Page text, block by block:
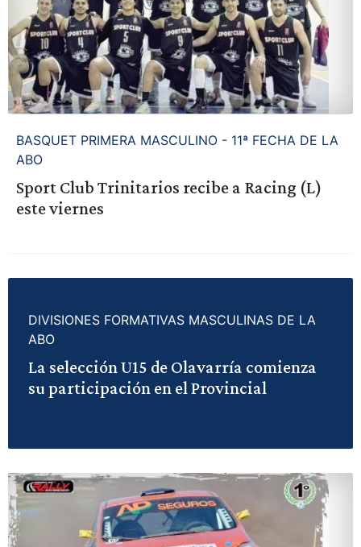
BASQUET PRIMERA MASCULINO - 11ª FECHA DE LA
ABO
Sport Club Trinitarios recibe a Racing (L)
este viernes
DIVISIONES FORMATIVAS MASCULINAS DE LA
ABO
La selección U15 de Olavarría comienza
su participación en el Provincial